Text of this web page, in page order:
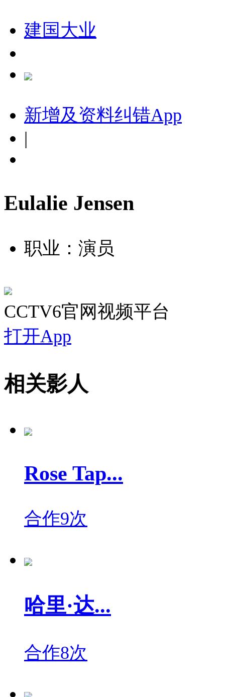
建国大业
新增及资料纠错App
|
Eulalie Jensen
职业：演员
CCTV6官网视频平台
打开App
相关影人
Rose Tap...
合作9次
哈里·达...
合作8次